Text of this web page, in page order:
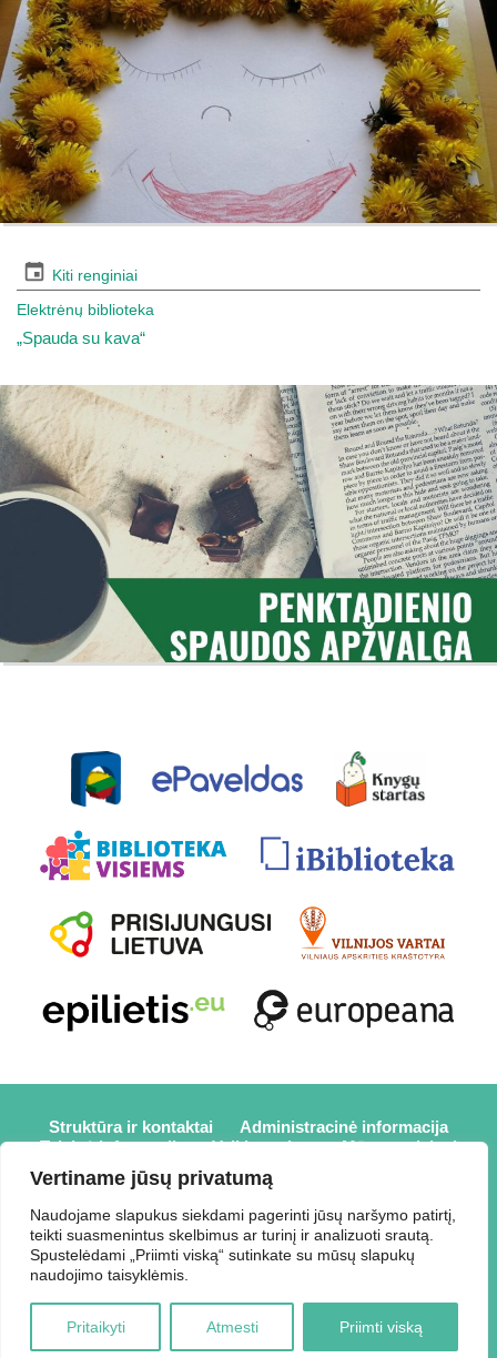
Vertiname jūsų privatumą
Naudojame slapukus siekdami pagerinti jūsų naršymo patirtį,
teikti suasmenintus skelbimus ar turinį ir analizuoti srautą.
Spustelėdami „Priimti viską“ sutinkate su mūsų slapukų
naudojimo taisyklėmis.
Pritaikyti Atmesti Priimti viską
Kiti renginiai
Elektrėnų biblioteka
„Spauda su kava“
Struktūra ir kontaktai
Administracinė informacija
Teisinė informacija
Veiklos sritys
Mūsų projektai
Karjera
Partneriai
Prisijungti
2026 © Elektrėnų savivaldybės viešoji biblioteka,
Savivaldybės biudžetinė įstaiga, Draugystės g. 2, LT-26110
Elektrėnai, tel.: +370 648 80 788, el.p.:
Duomenys kaupiami ir saugomi Juridinių asmenų registre,
kodas 188207697.